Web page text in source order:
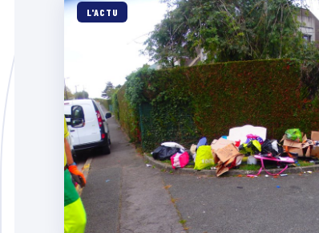
L'ACTU